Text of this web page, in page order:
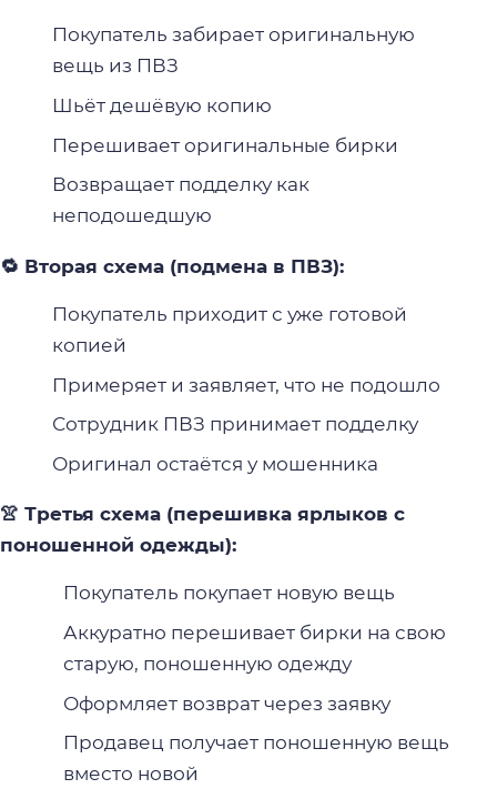
Покупатель забирает оригинальную
вещь из ПВЗ
Шьёт дешёвую копию
Перешивает оригинальные бирки
Возвращает подделку как
неподошедшую
🔁 Вторая схема (подмена в ПВЗ):
Покупатель приходит с уже готовой
копией
Примеряет и заявляет, что не подошло
Сотрудник ПВЗ принимает подделку
Оригинал остаётся у мошенника
👚 Третья схема (перешивка ярлыков с
поношенной одежды):
Покупатель покупает новую вещь
Аккуратно перешивает бирки на свою
старую, поношенную одежду
Оформляет возврат через заявку
Продавец получает поношенную вещь
вместо новой